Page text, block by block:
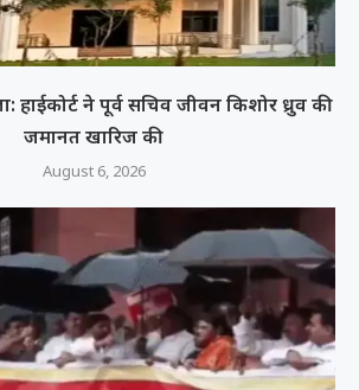
हाईकोर्ट ने पूर्व सचिव जीवन किशोर ध्रुव की
जमानत खारिज की
August 6, 2026